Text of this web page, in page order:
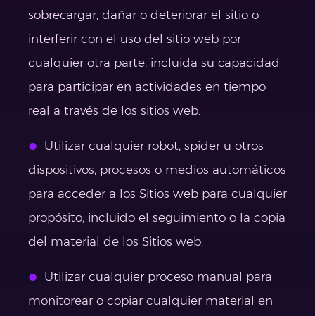
sobrecargar, dañar o deteriorar el sitio o
interferir con el uso del sitio web por
cualquier otra parte, incluida su capacidad
para participar en actividades en tiempo
real a través de los sitios web.
Utilizar cualquier robot, spider u otros
dispositivos, procesos o medios automáticos
para acceder a los Sitios web para cualquier
propósito, incluido el seguimiento o la copia
del material de los Sitios web.
Utilizar cualquier proceso manual para
monitorear o copiar cualquier material en